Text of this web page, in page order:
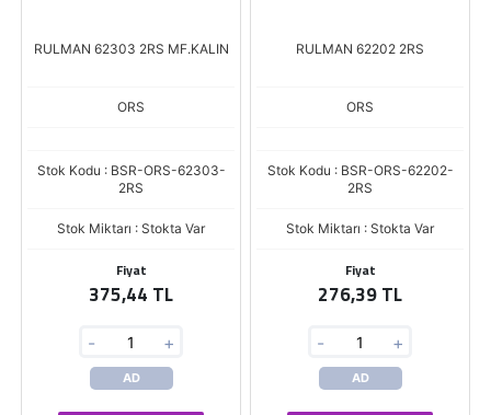
RULMAN 62303 2RS MF.KALIN
ORS
Stok Kodu : BSR-ORS-62303-
2RS
Stok Miktarı : Stokta Var
Fiyat
375,44 TL
- +
AD
RULMAN 62202 2RS
ORS
Stok Kodu : BSR-ORS-62202-
2RS
Stok Miktarı : Stokta Var
Fiyat
276,39 TL
- +
AD